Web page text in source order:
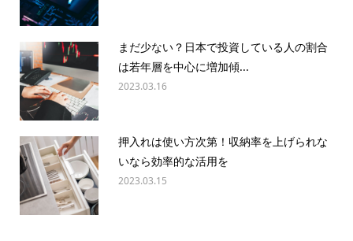
まだ少ない？日本で投資している人の割合
は若年層を中心に増加傾...
2023.03.16
押入れは使い方次第！収納率を上げられな
いなら効率的な活用を
2023.03.15